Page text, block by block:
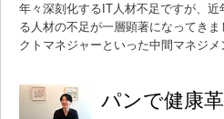
年々深刻化するIT人材不足ですが、
る人材の不足が一層顕著になってき
クトマネジャーといった中間マネジメ
パンで健康